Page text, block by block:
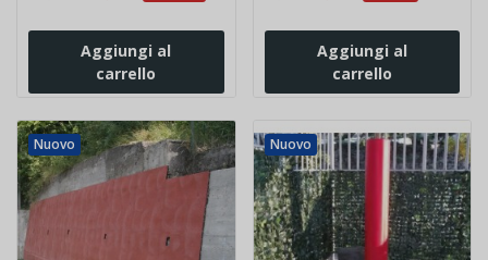
Aggiungi al
carrello
Aggiungi al
carrello
Nuovo Nuovo